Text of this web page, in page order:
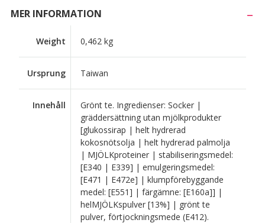
MER INFORMATION
Weight 0,462 kg
Ursprung Taiwan
Innehåll
Grönt te. Ingredienser: Socker |
gräddersättning utan mjölkprodukter
[glukossirap | helt hydrerad
kokosnötsolja | helt hydrerad palmolja
| MJÖLKproteiner | stabiliseringsmedel:
[E340 | E339] | emulgeringsmedel:
[E471 | E472e] | klumpförebyggande
medel: [E551] | färgämne: [E160a]] |
helMJÖLKspulver [13%] | grönt te
pulver, förtjockningsmede (E412).